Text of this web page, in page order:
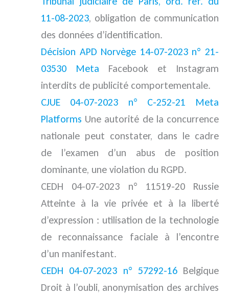
11-08-2023, obligation de communication
des données d’identification.
Décision APD Norvège 14-07-2023 n° 21-
03530 Meta Facebook et Instagram
interdits de publicité comportementale.
CJUE 04-07-2023 n° C-252-21 Meta
Platforms Une autorité de la concurrence
nationale peut constater, dans le cadre
de l’examen d’un abus de position
dominante, une violation du RGPD.
CEDH 04-07-2023 n° 11519-20 Russie
Atteinte à la vie privée et à la liberté
d’expression : utilisation de la technologie
de reconnaissance faciale à l’encontre
d’un manifestant.
CEDH 04-07-2023 n° 57292-16Belgique
Droit à l’oubli, anonymisation des archives